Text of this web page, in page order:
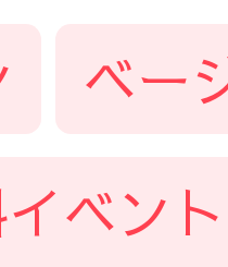
ベー
ベン